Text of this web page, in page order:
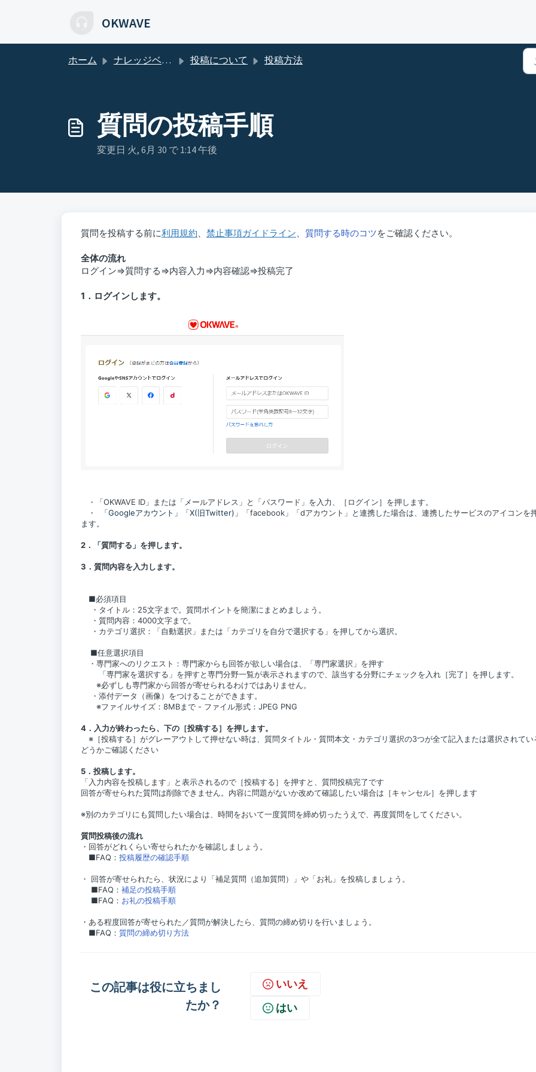
OKWAVE
ホーム ナレッジベース 投稿について 投稿方法
質問の投稿手順
変更日 火, 6月 30 で 1:14 午後
質問を投稿する前に利用規約、 禁止事項ガイドライン、 質問する時のコツをご確認ください。
全体の流れ
ログイン⇒質問する⇒内容入力⇒内容確認⇒投稿完了
1．ログインします。
・「OKWAVE ID」または「メールアドレス」と「パスワード」を入力、［ログイン］を押します。
・
「Googleアカウント」 「X(旧Twitter)」
「facebook」「dアカウント」と連携した場合は、連携したサービスのアイコンを
ます。
2．「質問する」を押します。
3．質問内容を入力します。
■必須項目
・タイトル：25文字まで。質問ポイントを簡潔にまとめましょう。
・質問内容：4000文字まで。
・カテゴリ選択：「自動選択」または「カテゴリを自分で選択する」を押してから選択。
■任意選択項目
・専門家へのリクエスト：専門家からも回答が欲しい場合は、「専門家選択」を押す
「専門家を選択する」を押すと専門分野一覧が表示されますので、該当する分野にチェックを入れ［完了］を押します。
※必ずしも専門家から回答が寄せられるわけではありません。
・添付データ（画像）をつけることができます。
※ファイルサイズ：8MBまで - ファイル形式：JPEG PNG
4．入力が終わったら、下の［投稿する］を押します。
※［投稿する］がグレーアウトして押せない時は、質問タイトル・質問本文・カテゴリ選択の3つが全て記入または選択されてい
どうかご確認ください
5．投稿します。
「入力内容を投稿します」と表示されるので［投稿する］を押すと、質問投稿完了です
回答が寄せられた質問は削除できません。内容に問題がないか改めて確認したい場合は［キャンセル］を押します
※別のカテゴリにも質問したい場合は、時間をおいて一度質問を締め切ったうえで、再度質問をしてください。
質問投稿後の流れ
・回答がどれくらい寄せられたかを確認しましょう。
■FAQ： 投稿履歴の確認手順
・ 回答が寄せられたら、状況により「補足質問（追加質問）」や「お礼」を投稿しましょう。
■FAQ： 補足の投稿手順
■FAQ： お礼の投稿手順
・ある程度回答が寄せられた／質問が解決したら、質問の締め切りを行いましょう。
■FAQ： 質問の締め切り方法
この記事は役に立ちまし
たか？
いいえ
はい